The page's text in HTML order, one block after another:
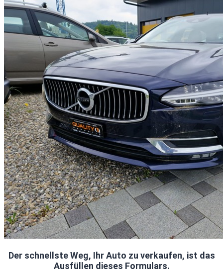
Der schnellste Weg, Ihr Auto zu verkaufen, ist das
Ausfüllen dieses Formulars.​